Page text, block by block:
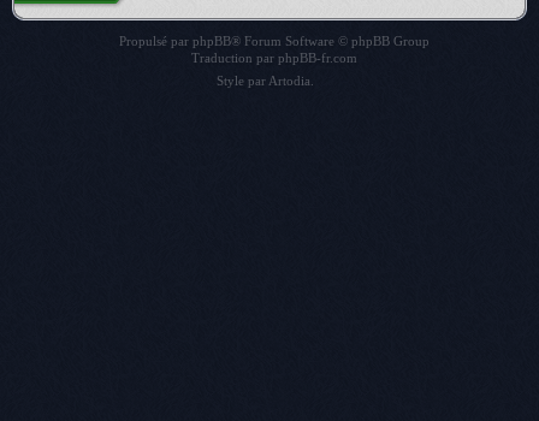
Propulsé par phpBB® Forum Software © phpBB Group
Traduction par phpBB-fr.com
Style par Artodia